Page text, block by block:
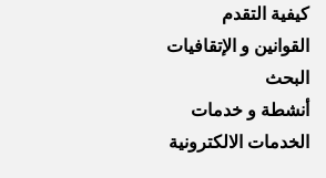
كيفية التقدم
القوانين و الإتقافيات
البحث
أنشطة و خدمات
الخدمات الالكترونية